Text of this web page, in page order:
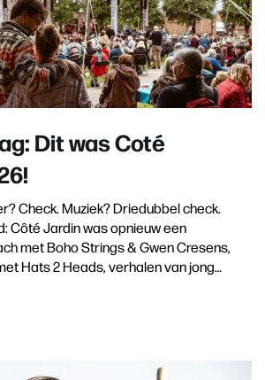
Dit was Coté
Check. Muziek? Driedubbel check.
Côté Jardin was opnieuw een
met Boho Strings & Gwen Cresens,
Hats 2 Heads, verhalen van jong…